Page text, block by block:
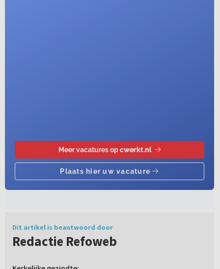
Dit artikel is beantwoord door
Redactie Refoweb